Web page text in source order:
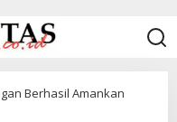
Berhasil Amankan